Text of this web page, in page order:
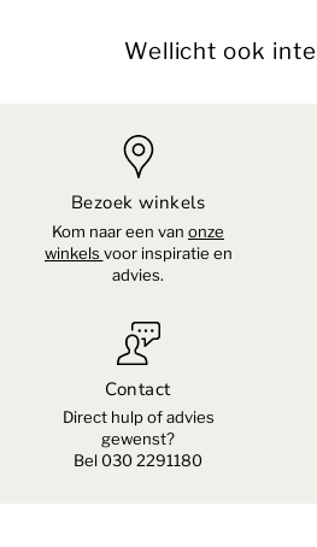
Wellicht ook
Bezoek winkels
Kom naar een van onze
winkels voor inspiratie en
advies.
Contact
Direct hulp of advies
gewenst?
Bel 030 2291180